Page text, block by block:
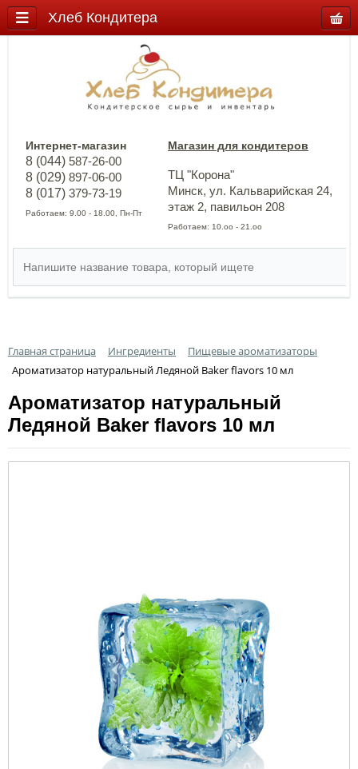
Интернет-магазин
8 (044) 587-26-00
8 (029) 897-06-00
8 (017) 379-73-19
Работаем: 9.00 - 18.00, Пн-Пт
Магазин для кондитеров
ТЦ "Корона"
Минск, ул. Кальварийская 24,
этаж 2, павильон 208
Работаем: 10.оо - 21.оо
Главная страница Ингредиенты
Пищевые ароматизаторы
Ароматизатор натуральный Ледяной Baker flavors 10 мл
Ароматизатор натуральный
Ледяной Baker flavors 10 мл
Хлеб Кондитера